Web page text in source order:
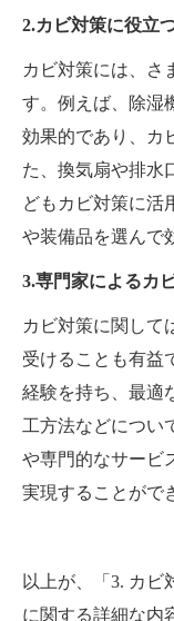
2.カビ対策に役立
カビ対策には、さ
す。例えば、除湿
効果的であり、カ
た、換気扇や排水
どもカビ対策に活
や装備品を選んで
3.専門家によるカ
カビ対策に関して
受けることも有益
経験を持ち、最適
工方法などについ
や専門的なサービ
実現することがで
以上が、「3. カビ
に関する詳細な内